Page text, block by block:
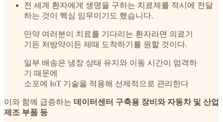
전 세계 환자에게 생명을 구하는 치료제를 적시에 전달
하는 것이 핵심 임무이기도 했습니다.
만약 여러분이 치료를 기다리는 환자라면 의료기
기든 처방약이든 제때 도착하기를 원할 것이다.
일부 배송은 냉장 상태 유지와 이동 시간이 엄격하
기 때문에
소포에 IoT 기술을 적용해 선제적으로 관리한다
이와 함께 급증하는 데이터센터 구축용 장비와 자동차 및 산업
제조 부품 등